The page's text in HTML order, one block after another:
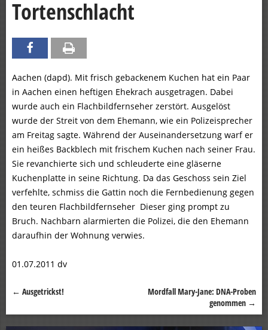
Tortenschlacht
Aachen (dapd). Mit frisch gebackenem Kuchen hat ein Paar
in Aachen einen heftigen Ehekrach ausgetragen. Dabei
wurde auch ein Flachbildfernseher zerstört. Ausgelöst
wurde der Streit von dem Ehemann, wie ein Polizeisprecher
am Freitag sagte. Während der Auseinandersetzung warf er
ein heißes Backblech mit frischem Kuchen nach seiner Frau.
Sie revanchierte sich und schleuderte eine gläserne
Kuchenplatte in seine Richtung. Da das Geschoss sein Ziel
verfehlte, schmiss die Gattin noch die Fernbedienung gegen
den teuren Flachbildfernseher Dieser ging prompt zu
Bruch. Nachbarn alarmierten die Polizei, die den Ehemann
daraufhin der Wohnung verwies.
01.07.2011 dv
Beitragsnavigation
← Ausgetrickst!
Mordfall Mary-Jane: DNA-Proben
genommen →